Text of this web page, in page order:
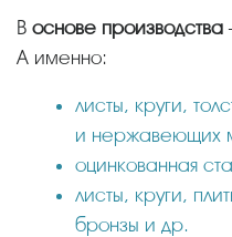
основе производства
А именно:
листы, круги,
и нержавеющих
оцинкованная
листы, круги,
бронзы и др.